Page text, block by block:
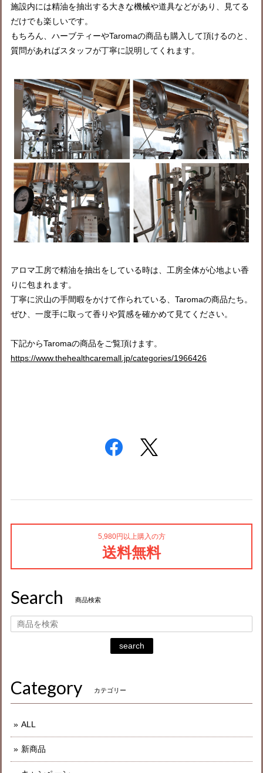
施設内には精油を抽出する大きな機械や道具などがあり、見てる
だけでも楽しいです。
もちろん、ハーブティーやTaromaの商品も購入して頂けるのと、
質問があればスタッフが丁寧に説明してくれます。
アロマ工房で精油を抽出をしている時は、工房全体が心地よい香
りに包まれます。
丁寧に沢山の手間暇をかけて作られている、Taromaの商品たち。
ぜひ、一度手に取って香りや質感を確かめて見てください。
下記からTaromaの商品をご覧頂けます。
https://www.thehealthcaremall.jp/categories/1966426
5,980円以上購入の方
送料無料
Search 商品検索
search
Category カテゴリー
ALL
新商品